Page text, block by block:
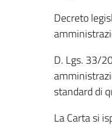
Decreto
D. Lgs. 33/
standard di
La Carta si